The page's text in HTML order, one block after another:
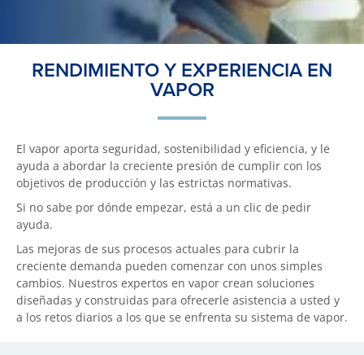
RENDIMIENTO Y EXPERIENCIA EN
VAPOR
El vapor aporta seguridad, sostenibilidad y eficiencia, y le
ayuda a abordar la creciente presión de cumplir con los
objetivos de producción y las estrictas normativas.
Si no sabe por dónde empezar, está a un clic de pedir
ayuda.
Las mejoras de sus procesos actuales para cubrir la
creciente demanda pueden comenzar con unos simples
cambios. Nuestros expertos en vapor crean soluciones
diseñadas y construidas para ofrecerle asistencia a usted y
a los retos diarios a los que se enfrenta su sistema de vapor.